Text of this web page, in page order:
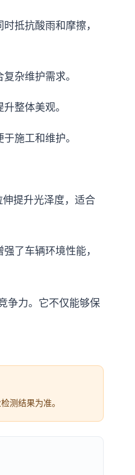
抵抗酸雨和摩擦，
杂维护需求。
整体美观。
施工和维护。
提升光泽度，适合
了车辆环境性能，
争力。它不仅能够保
测结果为准。